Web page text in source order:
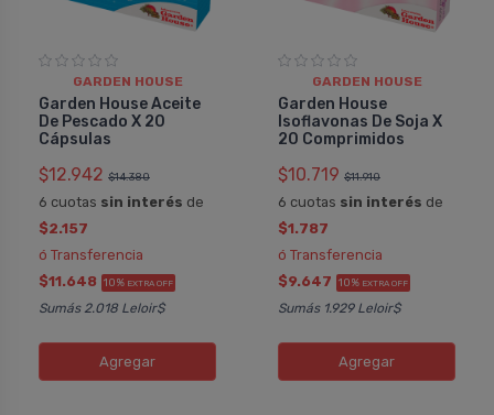
GARDEN HOUSE
Garden House Aceite
De Pescado X 20
Cápsulas
$12.942 $14.380
6 cuotas sin interés de
$2.157
ó Transferencia
$11.648 10% EXTRA OFF
Sumás 2.018 Leloir$
Agregar
GARDEN HOUSE
Garden House
Isoflavonas De Soja X
20 Comprimidos
$10.719 $11.910
6 cuotas sin interés de
$1.787
ó Transferencia
$9.647 10% EXTRA OFF
Sumás 1.929 Leloir$
Agregar